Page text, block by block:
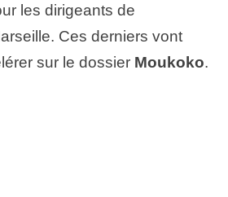
les dirigeants de
Ces derniers vont
sur le dossier Moukoko.